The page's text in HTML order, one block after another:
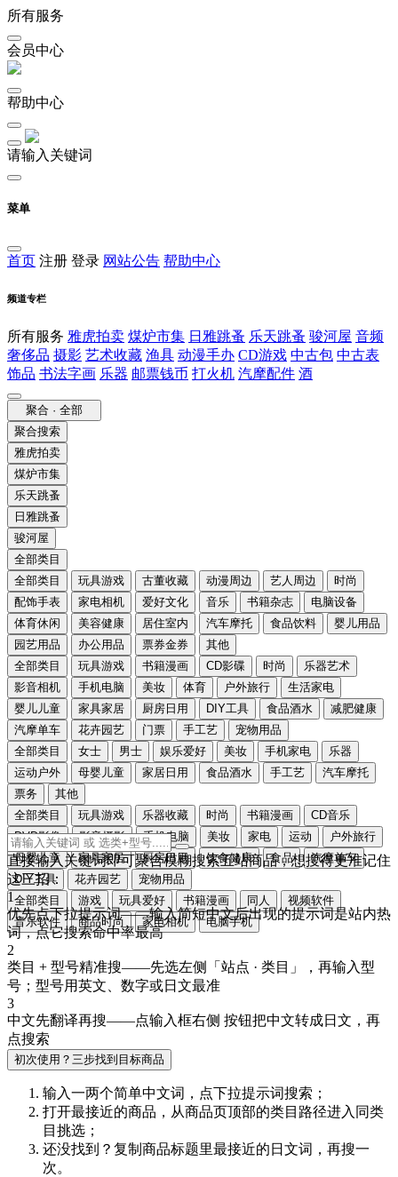
所有服务
会员中心
帮助中心
请输入关键词
菜单
首页 注册 登录 网站公告 帮助中心
频道专栏
所有服务 雅虎拍卖 煤炉市集 日雅跳蚤 乐天跳蚤 骏河屋 音频
奢侈品 摄影 艺术收藏 渔具 动漫手办 CD游戏 中古包 中古表
饰品 书法字画 乐器 邮票钱币 打火机 汽摩配件 酒
聚合 · 全部
聚合搜索
雅虎拍卖
煤炉市集
乐天跳蚤
日雅跳蚤
骏河屋
全部类目
全部类目
玩具游戏 古董收藏 动漫周边 艺人周边
时尚
配饰手表
家电相机 爱好文化 音乐 书籍杂志
电脑设备
体育休闲
美容健康 居住室内 汽车摩托 食品饮料
婴儿用品
园艺用品
办公用品 票券金券
其他
全部类目
玩具游戏 书籍漫画 CD影碟 时尚
乐器艺术
影音相机
手机电脑 美妆 体育 户外旅行
生活家电
婴儿儿童
家具家居 厨房日用 DIY工具 食品酒水
减肥健康
汽摩单车
花卉园艺 门票 手工艺
宠物用品
全部类目
女士 男士 娱乐爱好 美妆 手机家电
乐器
运动户外
母婴儿童 家居日用 食品酒水 手工艺
汽车摩托
票务
其他
全部类目
玩具游戏 乐器收藏 时尚 书籍漫画
CD音乐
DVD影像
影音摄影 手机电脑 美妆 家电 运动
户外旅行
母婴儿童
家具家居 厨房日用 饮食健康 食品
汽摩单车
DIY工具
花卉园艺
宠物用品
全部类目
游戏 玩具爱好 书籍漫画 同人
视频软件
音乐软件
商品时尚 家电相机 电脑手机
直接输入关键词即可聚合模糊搜索五站商品，想搜得更准记住
这三招：
1
优先点下拉提示词——输入简短中文后出现的提示词是站内热
词，点它搜索命中率最高
2
类目 + 型号精准搜——先选左侧「站点 · 类目」，再输入型
号；型号用英文、数字或日文最准
3
中文先翻译再搜——点输入框右侧 按钮把中文转成日文 ，再
点搜索
初次使用？三步找到目标商品
输入一两个简单中文词，点下拉提示词搜索；
打开最接近的商品，从商品页顶部的类目路径进入同类
目挑选；
还没找到？复制商品标题里最接近的 日文词 ，再搜一
次。